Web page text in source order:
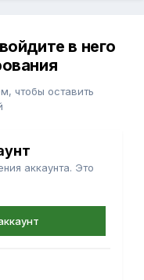
в него
чтобы оставить
аккаунта. Это